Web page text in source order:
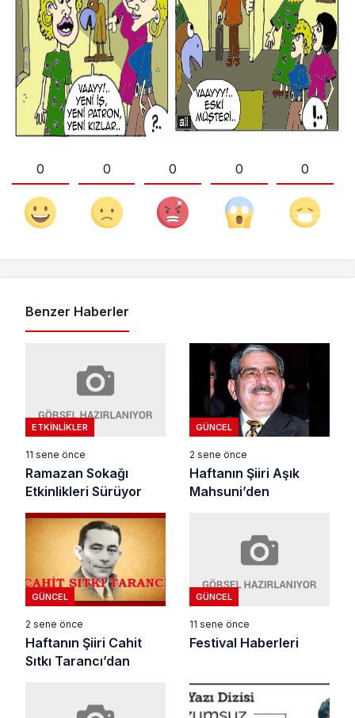
0 0 0 0 0
Benzer Haberler
ETKINLIKLER
11 sene önce
Ramazan Sokağı
Etkinlikleri Sürüyor
GÜNCEL
2 sene önce
Haftanın Şiiri Aşık
Mahsuni’den
GÜNCEL
2 sene önce
Haftanın Şiiri Cahit
Sıtkı Tarancı’dan
GÜNCEL
11 sene önce
Festival Haberleri